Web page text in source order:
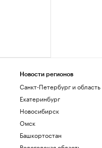
Новости регионов
Санкт-Петербург и область
Екатеринбург
Новосибирск
Омск
Башкортостан